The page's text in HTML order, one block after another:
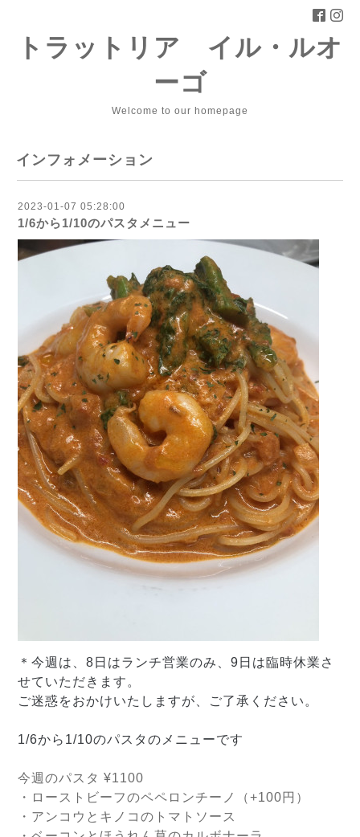
トラットリア イル・ルオ
ーゴ
Welcome to our homepage
インフォメーション
2023-01-07 05:28:00
1/6から1/10のパスタメニュー
＊今週は、 8 日はランチ営業のみ、 9 日は臨時休業さ
せていただきます。
ご迷惑をおかけいたしますが、ご了承ください。
1/6から 1/10のパスタのメニューです
今週のパスタ ¥1100
・ローストビーフのペペロンチーノ（+100 円）
・アンコウとキノコのトマトソース